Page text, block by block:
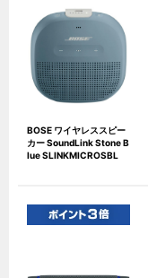
BOSE ワイヤレススピー
カー SoundLink Stone B
lue SLINKMICROSBL